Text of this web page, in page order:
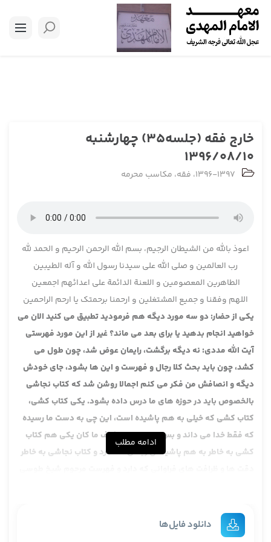
خارج فقه (جلسه35) چهارشنبه
1396/08/10
1396-1397، فقه، مکاسب محرمه
اعوذ بالله من الشیطان الرجیم، بسم الله الرحمن الرحیم و الحمد لله
رب العالمین و صلی الله علی سیدنا رسول الله و آله الطیبین
الطاهرین المعصومین و اللعنة الدائمة علی اعدائهم اجمعین
اللهم وفقنا و جمیع المشتغلین و ارحمنا برحمتک یا ارحم الراحمین
یکی از حضار: دو سه مورد دیگه هم فرمودید تطبیق می کنید الان می
خواهید انجام بدهید یا برای بعد می ماند؟ غیر از این مورد فهرستی
آیت الله مددی: نه دیگه برگشت، رایمان عوض شد، چون طول می
کشد، چون باید بحث کلا رجال و فهرست و این ها بشود، جای خودش
دیگه و انصافش من فکر می کنم اجمالا روشن شد که کتاب نجاشی
بالخصوص باید در حوزه های ما درس داده بشود. یکی کتاب کشی،
کتاب کشی که خیلی به هم پاشیده است، این چی به دست ما رسیده
که فقط خدا می داند و بس. علی ای حال کیف ما کان یکی هم کتاب
کشی به خاطر به هم پاشیدگی زیادی که دارد و کتاب نجاشی به خاطر
معلوماتی که ایشان، هر کدام به یک لحاظی دارای نکات خاص خودش
است اما این نجاشی انصافا بسیار کارهای لطیف ظریف دقیقی را
ادامه مطلب
دانلود فایل‌ها